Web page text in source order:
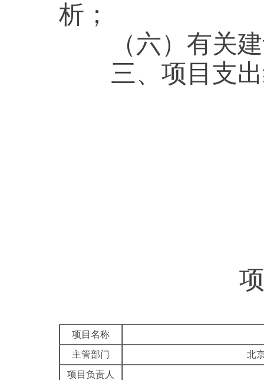
析；
（六） 有关
三、 项目 支
项目名称
主管部门
北
项目负责人